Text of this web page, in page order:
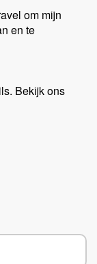
om mijn
en te
Bekijk ons